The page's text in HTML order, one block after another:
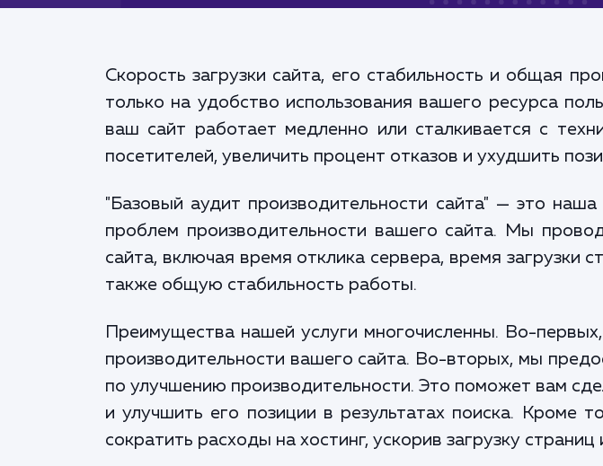
Скорость загрузки сайта, его стабильность и общая
только на удобство использования вашего ресурса
ваш сайт работает медленно или сталкивается с
посетителей, увеличить процент отказов и ухудшить
"Базовый аудит производительности сайта" — это
проблем производительности вашего сайта. Мы
сайта, включая время отклика сервера, время загрузки
также общую стабильность работы.
Преимущества нашей услуги многочисленны. Во-
производительности вашего сайта. Во-вторых, мы
по улучшению производительности. Это поможет вам
и улучшить его позиции в результатах поиска. Кроме
сократить расходы на хостинг, ускорив загрузку